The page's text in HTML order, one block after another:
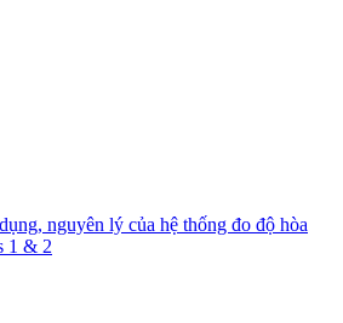
nguyên lý của hệ thống đo độ hòa
1 & 2